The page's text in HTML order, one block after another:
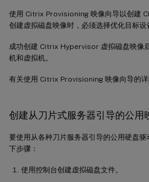
使用 Citrix Provisioning 映像向导以创建
创建虚拟磁盘映像时，必须选择优化目标设
成功创建 Citrix Hypervisor 虚拟磁盘映像
机和虚拟机。
有关使用 Citrix Provisioning 映像向导的详
创建从刀片式服务器引导的公用
要使用从各种刀片服务器引导的公用硬盘
下步骤：
使用控制台创建虚拟磁盘文件。